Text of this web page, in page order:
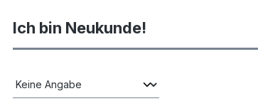
Ich bin Neukunde!
Persönliche Informationen